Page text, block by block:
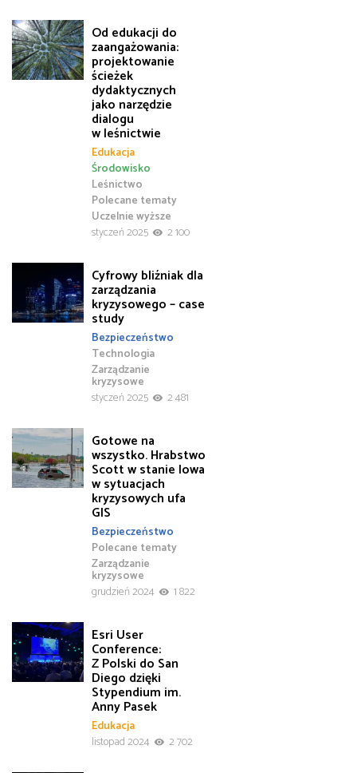
Od edukacji do
zaangażowania:
projektowanie
ścieżek
dydaktycznych
jako narzędzie
dialogu
w leśnictwie
Edukacja
Leśnictwo
Polecane tematy
Środowisko
Uczelnie wyższe
styczeń 2025
2 100
Cyfrowy bliźniak dla
zarządzania
kryzysowego – case
study
Bezpieczeństwo
Technologia
Zarządzanie
kryzysowe
styczeń 2025
2 481
Gotowe na
wszystko. Hrabstwo
Scott w stanie Iowa
w sytuacjach
kryzysowych ufa
GIS
Bezpieczeństwo
Polecane tematy
Zarządzanie
kryzysowe
grudzień 2024
1 822
Esri User
Conference:
Z Polski do San
Diego dzięki
Stypendium im.
Anny Pasek
Edukacja
listopad 2024
2 702